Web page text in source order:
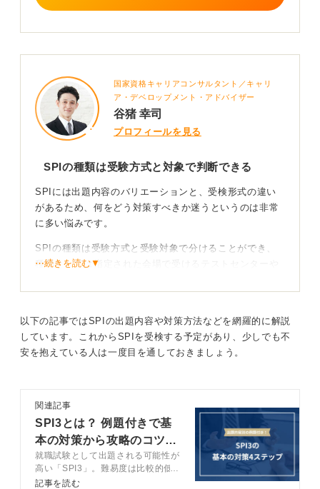
最後に、インハウスCBTですが、面接に合わせてパソコ
れ以外は電卓を使用できませんので、普段から計算力を
磨いておく必要があります。
また、書籍やアプリなどを通じて苦手分野を洗い出し、
公式を覚えてはやめの対策をしておきましょう。
0
国家資格キャリアコンサルタント／キャリ
ア・デベロップメント・アドバイザー
谷猪 幸司
プロフィールを見る
SPIの種類は受験方式と対象で判断できる
SPIには出題内容のバリエーションと、受検形式の違い
があるため、何をどう対策すべきか迷うというのは非常
に多い悩みです。
SPIの種類は受験方式と受験対象で分けることができ、
種類としては指定された会場で受けるテストセンターや
会場で受け取るインハウスCBTがあります。現在は減少
形式ごとの特徴と対策法を理解して効率的に準備す
る
に慣れることが必要であり、Webテスティングは時間配
分の練習をおこなっておくと良いです。
インハウスCBTについては、実戦形式の練習をおこなっ
ておくこと、ペーパーテストでは、ストップウォッチを
使用して練習を繰り返すと良いでしょう。
⋯続きを読む▼
以下の記事ではSPIの出題内容や対策方法などを網羅的に解説
しています。これからSPIを受検する予定があり、少しでも不
安を抱えている人は一度目を通しておきましょう。
関連記事
SPI3とは？ 例題付きで基
本の対策から攻略のコツま
で完全網羅
就職試験として出題される可能性が
高い「SPI3」。難易度は比較的低
いですが、油断は禁物です。この記
記事を読む